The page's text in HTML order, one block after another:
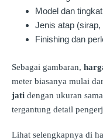
Model dan
Jenis atap (sirap,
Finishing dan
Sebagai gambaran,
meter biasanya mulai
jati dengan ukuran
tergantung detail
Lihat selengkapnya di